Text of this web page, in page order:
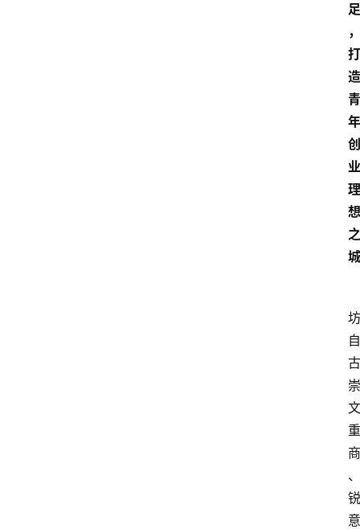
足
，
打
造
青
年
创
业
理
想
之
城
坊
自
古
崇
文
重
商
、
锐
意